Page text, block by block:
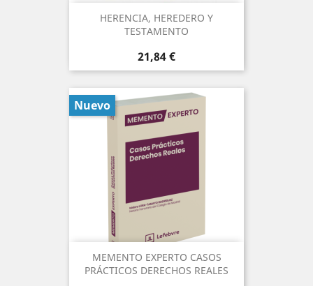
HERENCIA, HEREDERO Y
TESTAMENTO
Precio
21,84 €
MEMENTO EXPERTO CASOS
PRÁCTICOS DERECHOS REALES
Nuevo